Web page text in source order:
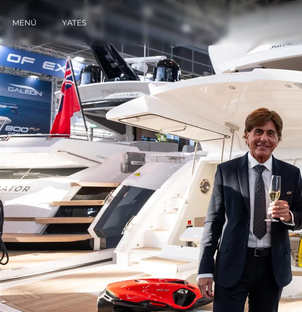
MENÚ YATES